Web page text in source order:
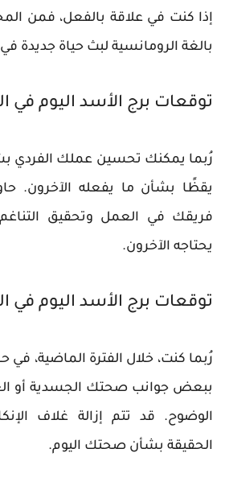
إذا كنت في علاقة بالفعل، فمن
بالغة الرومانسية لبث حياة جديدة
توقعات برج الأسد اليوم في
رُبما يمكنك تحسين عملك الفردي
يقظًا بشأن ما يفعله الآخرون.
فريقك في العمل وتحقيق
يحتاجه الآخرون.
توقعات برج الأسد اليوم في
رُبما كنت، خلال الفترة الماضية، في
ببعض جوانب صحتك الجسدية أو
الوضوح. قد تتم إزالة غلاف
الحقيقة بشأن صحتك اليوم.